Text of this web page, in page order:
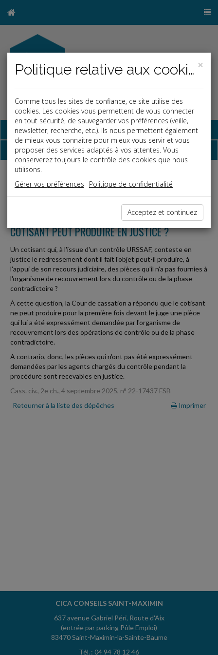
Base documentaire
Dépêches
Social, Paye
Date: 2025-09-30
CONTRÔLE URSSAF : QUELS DOCUMENTS LE
COTISANT PEUT PRODUIRE EN JUSTICE ?
Un cotisant qui, à l'issue d'un contrôle URSSAF, conteste en
justice le redressement dont il fait l'objet peut-il produire, à
l'appui de son recours judiciaire, des pièces qu'il n'a pas fournies à
l'organisme de recouvrement lors du contrôle ou de la phase
contradictoire ?
À cette question, la Cour de cassation a répondu que le cotisant
ne peut produire pour la première fois devant le juge une pièce
qui lui a été expressément demandée par l'organisme de
recouvrement lors des opérations de contrôle ou de la phase
contradictoire.
A contrario, donc, les pièces qui n'ont pas été expressément
demandées par les agents chargés du contrôle pendant la
procédure sont recevables en justice.
Cass. civ., 2e ch., 4 septembre 2025, n° 22-17437 FSB
Retourner à la liste des dépêches
Imprimer
CICA CONSEILS SAINT-MAXIMIN
637 avenue Gabriel Péri, Route d'Aix
(entrée par parking Pôle Emploi)
83470 Saint-Maximin-la-Sainte-Baume
Tél. : 04 94 78 12 46
×
Politique relative aux cookies
Comme tous les sites de confiance, ce site utilise des
cookies. Les cookies vous permettent de vous connecter
en tout sécurité, de sauvegarder vos préférences (veille,
newsletter, recherche, etc.). Ils nous permettent également
de mieux vous connaitre pour mieux vous servir et vous
proposer des services adaptés à vos attentes. Vous
conserverez toujours le contrôle des cookies que nous
utilisons.
Gérer vos préférences
Politique de confidentialité
Acceptez et continuez